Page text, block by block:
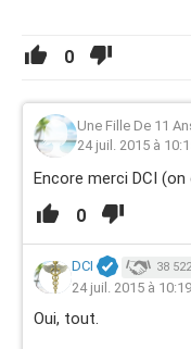
0
Une Fille De 11
24 juil. 2015 à
Encore merci DCI
0
DCI 38 522
24 juil. 2015 à 10:19
Oui, tout.